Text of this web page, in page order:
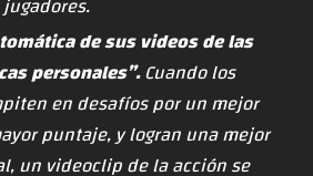
de sus videos de las
personales”.Cuando los
en desafíos por un mejor
puntaje, y logran una mejor
un videoclip de la acción se